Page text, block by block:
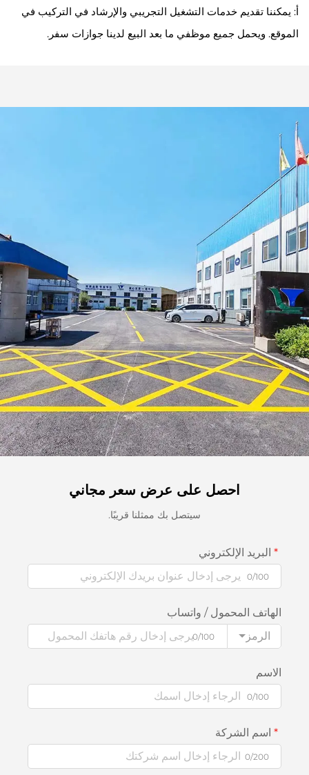
أ: يمكننا تقديم خدمات التشغيل التجريبي والإرشاد في التركيب في
الموقع. ويحمل جميع موظفي ما بعد البيع لدينا جوازات سفر.
احصل على عرض سعر مجاني
سيتصل بك ممثلنا قريبًا.
البريد الإلكتروني
0/100
الهاتف المحمول / واتساب
الرمز
0/100
الاسم
0/100
اسم الشركة
0/200